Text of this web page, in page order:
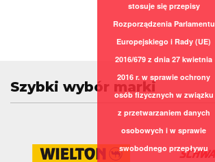
Szybki wybór marki
stosuje się przepisy
Rozporządzenia Parlamentu
Europejskiego i Rady (UE)
2016/679 z dnia 27 kwietnia
2016 r. w sprawie ochrony
osób fizycznych w związku
z przetwarzaniem danych
osobowych i w sprawie
swobodnego przepływu